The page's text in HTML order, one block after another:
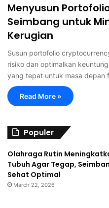
Menyusun
Seimbang untuk
Kerugian
Susun portofolio
risiko dan optimalkan
yang tepat untuk masa depan
Read More »
Populer
Olahraga Rutin
Tubuh Agar Tegap,
Sehat Optimal
March 22, 2026